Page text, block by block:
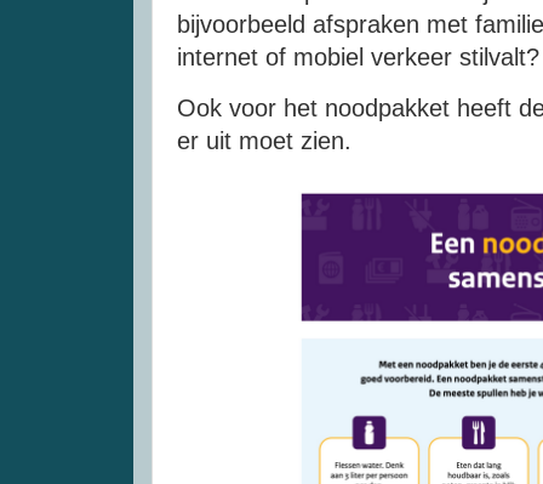
bijvoorbeeld afspraken met
internet of mobiel verkeer
Ook voor het noodpakket heeft
er uit moet zien.